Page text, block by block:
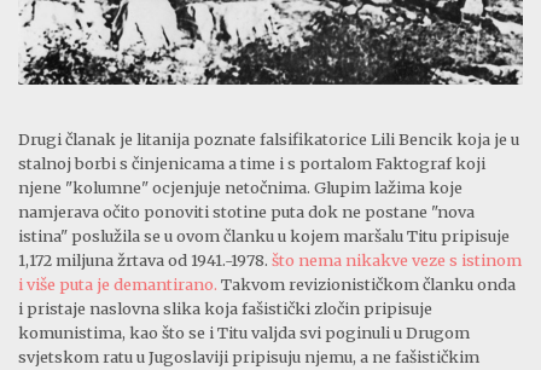
Drugi članak je litanija poznate falsifikatorice Lili Bencik koja je u
stalnoj borbi s činjenicama a time i s portalom Faktograf koji
njene "kolumne" ocjenjuje netočnima. Glupim lažima koje
namjerava očito ponoviti stotine puta dok ne postane "nova
istina" poslužila se u ovom članku u kojem maršalu Titu pripisuje
1,172 miljuna žrtava od 1941.-1978. što nema nikakve veze s istinom
i više puta je demantirano. Takvom revizionističkom članku onda
i pristaje naslovna slika koja fašistički zločin pripisuje
komunistima, kao što se i Titu valjda svi poginuli u Drugom
svjetskom ratu u Jugoslaviji pripisuju njemu, a ne fašističkim